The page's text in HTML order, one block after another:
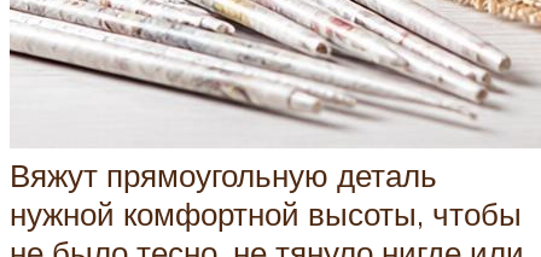
Вяжут прямоугольную деталь
нужной комфортной высоты, чтобы